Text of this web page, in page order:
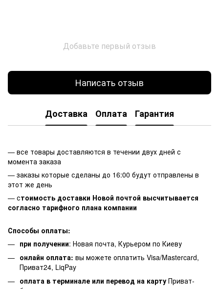
Добавьте первый отзыв
Написать отзыв
Доставка Оплата Гарантия
— все товары доставляются в течении двух дней с
момента заказа
— заказы которые сделаны до 16:00 будут отправлены в
этот же день
— стоимость доставки Новой почтой высчитывается
согласно тарифного плана компании
Способы оплаты:
при получении: Новая почта, Курьером по Киеву
онлайн оплата: вы можете оплатить Visa/Mastercard,
Приват24, LiqPay
оплата в терминале или перевод на карту Приват-